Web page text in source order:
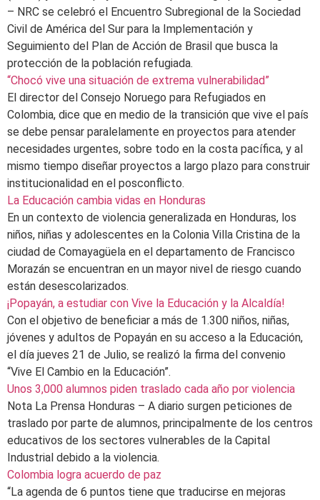
– NRC se celebró el Encuentro Subregional de la Sociedad
Civil de América del Sur para la Implementación y
Seguimiento del Plan de Acción de Brasil que busca la
protección de la población refugiada.
“Chocó vive una situación de extrema vulnerabilidad”
El director del Consejo Noruego para Refugiados en
Colombia, dice que en medio de la transición que vive el país
se debe pensar paralelamente en proyectos para atender
necesidades urgentes, sobre todo en la costa pacífica, y al
mismo tiempo diseñar proyectos a largo plazo para construir
institucionalidad en el posconflicto.
La Educación cambia vidas en Honduras
En un contexto de violencia generalizada en Honduras, los
niños, niñas y adolescentes en la Colonia Villa Cristina de la
ciudad de Comayagüela en el departamento de Francisco
Morazán se encuentran en un mayor nivel de riesgo cuando
están desescolarizados.
¡Popayán, a estudiar con Vive la Educación y la Alcaldía!
Con el objetivo de beneficiar a más de 1.300 niños, niñas,
jóvenes y adultos de Popayán en su acceso a la Educación,
el día jueves 21 de Julio, se realizó la firma del convenio
“Vive El Cambio en la Educación”.
Unos 3,000 alumnos piden traslado cada año por violencia
Nota La Prensa Honduras – A diario surgen peticiones de
traslado por parte de alumnos, principalmente de los centros
educativos de los sectores vulnerables de la Capital
Industrial debido a la violencia.
Colombia logra acuerdo de paz
“La agenda de 6 puntos tiene que traducirse en mejoras